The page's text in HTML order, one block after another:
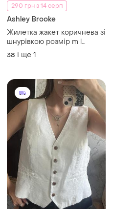
290 грн з 14 серп
Ashley Brooke
Жилетка жакет коричнева зі
шнурівкою розмір m l
недорого
38 і ще 1